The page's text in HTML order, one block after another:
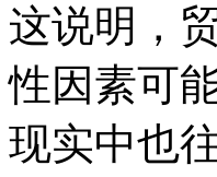
这说明，
性因素可
现实中也